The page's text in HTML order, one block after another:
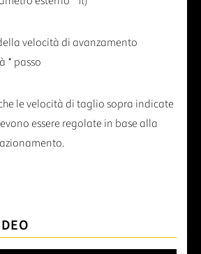
velocità di avanzamento
* passo
le velocità di taglio sopra indicate
essere regolate in base alla